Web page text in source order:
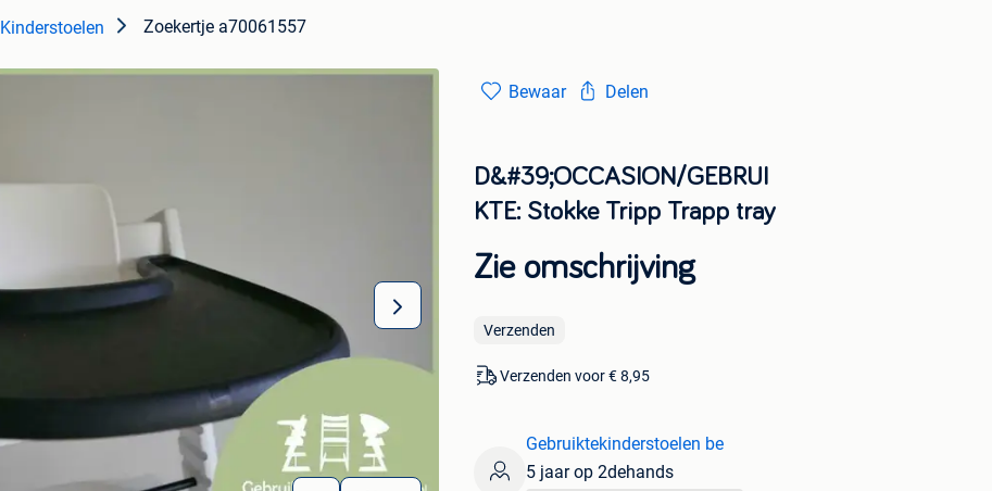
Kinderstoelen Zoekertje a70061557
Bewaar Delen
D&#39;OCCASION/GEBRUI
KTE: Stokke Tripp Trapp tray
Zie omschrijving
Verzenden
Verzenden voor € 8,95
Gebruiktekinderstoelen be
5 jaar op 2dehands